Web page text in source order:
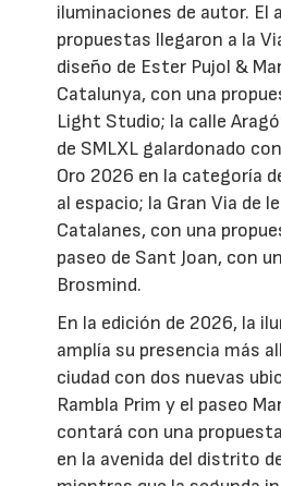
iluminaciones de autor. El
propuestas llegaron a la
diseño de Ester Pujol &
Catalunya, con una
Light Studio; la calle
de SMLXL galardonado
Oro 2026 en la categoría
al espacio; la Gran Via de
Catalanes, con una
paseo de Sant Joan, con
Brosmind.
En la edición de 2026, la
amplía su presencia más
ciudad con dos nuevas
Rambla Prim y el paseo
contará con una
en la avenida del distrito